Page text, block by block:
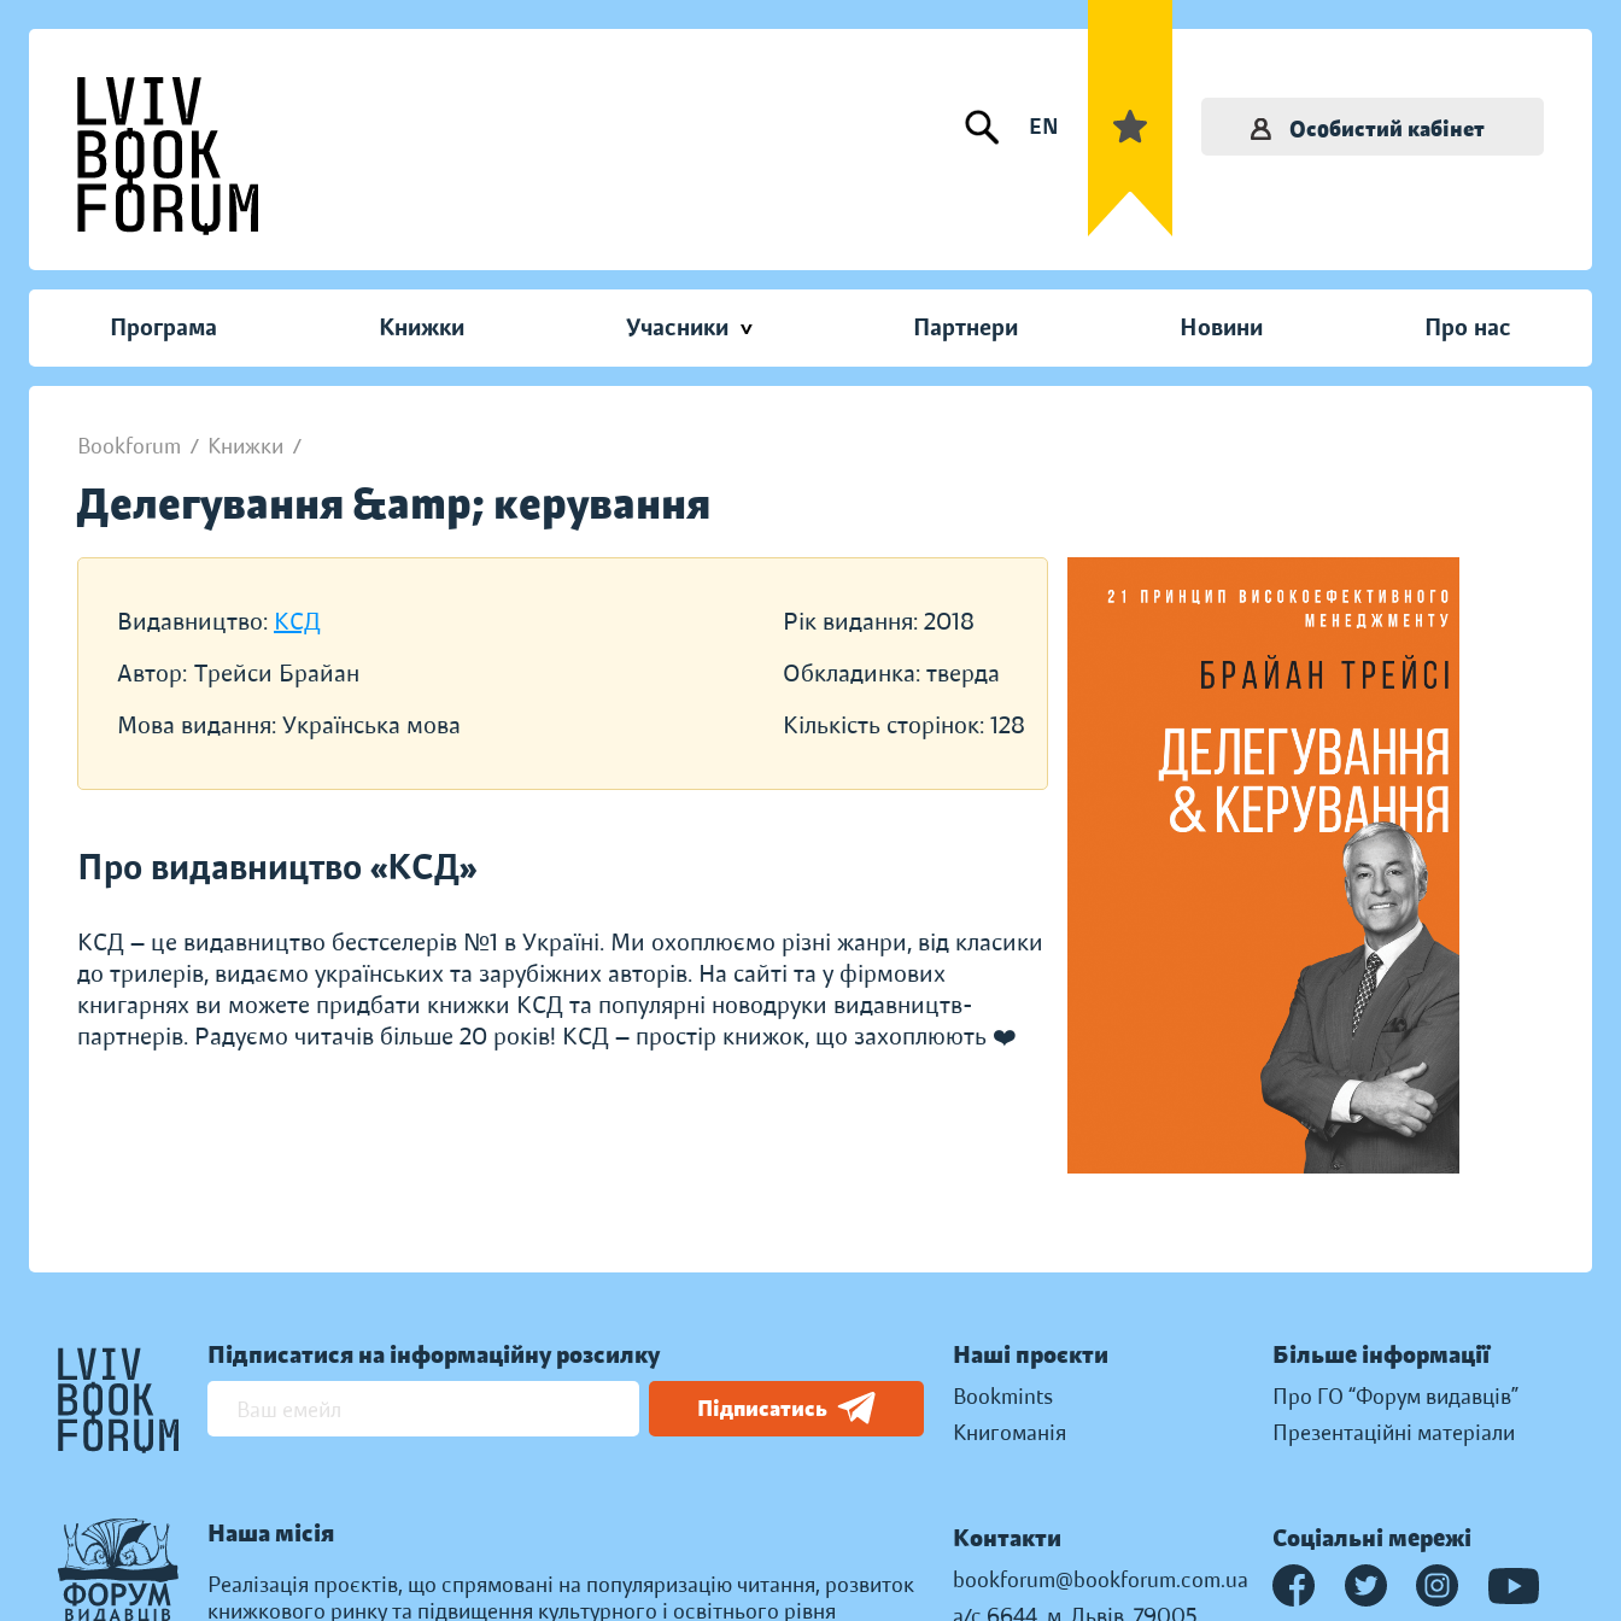
EN Особистий кабінет
Програма Книжки Учасники Партнери Новини Про нас
Bookforum / Книжки /
Делегування &amp; керування
Видавництво: КСД
Автор: Трейси Брайан
Мова видання: Українська мова
Рік видання: 2018
Обкладинка: тверда
Кількість сторінок: 128
Про видавництво «КСД»
КСД — це видавництво бестселерів №1 в Україні. Ми охоплюємо різні жанри, від класики
до трилерів, видаємо українських та зарубіжних авторів. На сайті та у фірмових
книгарнях ви можете придбати книжки КСД та популярні новодруки видавництв-
партнерів. Радуємо читачів більше 20 років! КСД — простір книжок, що захоплюють ❤️
Підписатися на інформаційну розсилку
Підписатись
Наша місія
Реалізація проєктів, що спрямовані на популяризацію читання, розвиток
книжкового ринку та підвищення культурного і освітнього рівня
Наші проєкти
Bookmints
Книгоманія
Більше інформації
Про ГО “Форум видавців”
Презентаційні матеріали
Контакти
bookforum@bookforum.com.ua
Соціальні мережі